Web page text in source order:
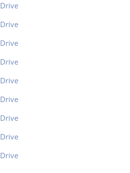
Drive
Drive
Drive
Drive
Drive
Drive
Drive
Drive
Drive